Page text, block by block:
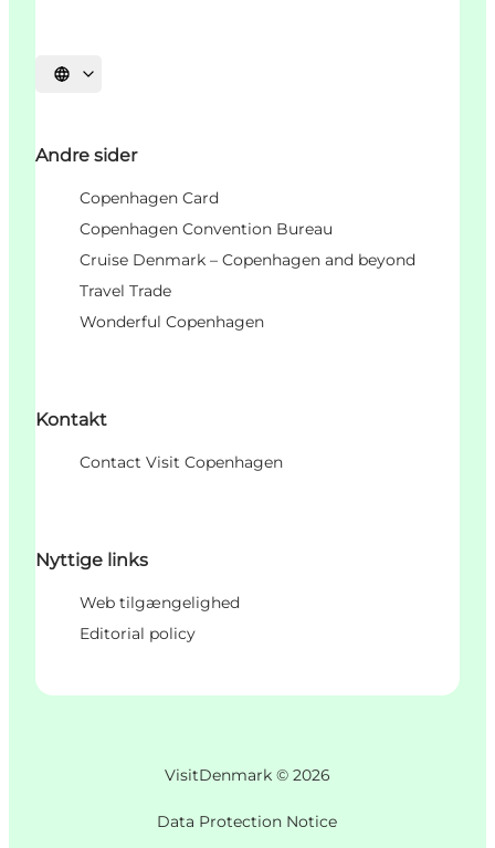
Velg språk
Andre sider
Copenhagen Card
Copenhagen Convention Bureau
Cruise Denmark – Copenhagen and beyond
Travel Trade
Wonderful Copenhagen
Kontakt
Contact Visit Copenhagen
Nyttige links
Web tilgængelighed
Editorial policy
VisitDenmark © 2026
Data Protection Notice